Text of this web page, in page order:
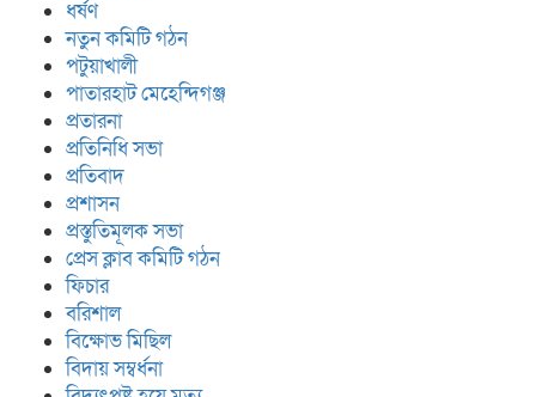
ধর্ষণ
নতুন কমিটি গঠন
পটুয়াখালী
পাতারহাট মেহেন্দিগঞ্জ
প্রতারনা
প্রতিনিধি সভা
প্রতিবাদ
প্রশাসন
প্রস্তুতিমূলক সভা
প্রেস ক্লাব কমিটি গঠন
ফিচার
বরিশাল
বিক্ষোভ মিছিল
বিদায় সম্বর্ধনা